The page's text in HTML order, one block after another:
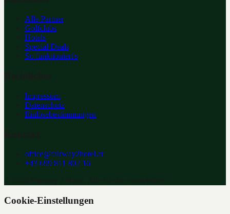
Alle Partner
Golfclubs
Hotels
Special Deals
So funktioniert's
Impressum
Datenschutz
Einlösebestimmungen
office@fairway2hotel.at
+43 699 811 802 16
Cookie-Einstellungen